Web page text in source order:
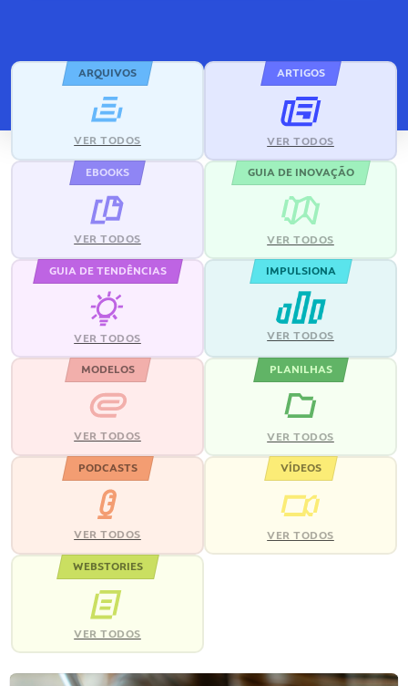
ARQUIVOS
VER TODOS
ARTIGOS
VER TODOS
EBOOKS
VER TODOS
GUIA DE INOVAÇÃO
VER TODOS
GUIA DE TENDÊNCIAS
VER TODOS
IMPULSIONA
VER TODOS
MODELOS
VER TODOS
PLANILHAS
VER TODOS
PODCASTS
VER TODOS
VÍDEOS
VER TODOS
WEBSTORIES
VER TODOS